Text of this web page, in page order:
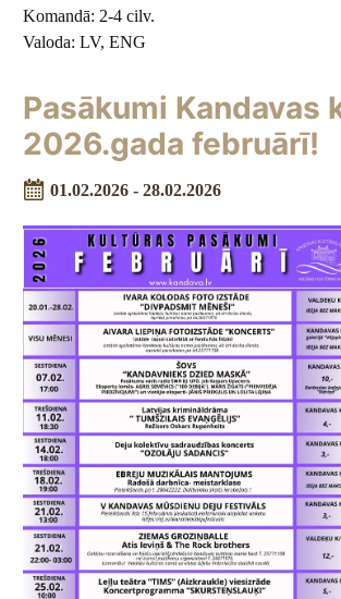
Komandā: 2-4 cilv.
Valoda: LV, ENG
Pasākumi Kandavas
2026.gada februārī!
01.02.2026 - 28.02.2026